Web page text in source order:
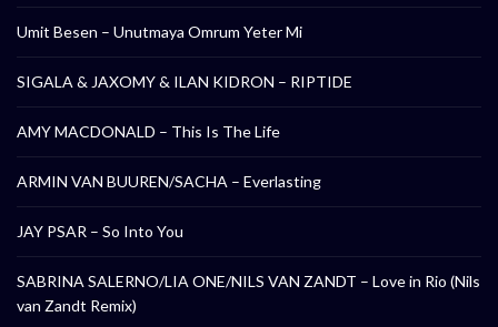
Umit Besen – Unutmaya Omrum Yeter Mi
SIGALA & JAXOMY & ILAN KIDRON – RIPTIDE
AMY MACDONALD – This Is The Life
ARMIN VAN BUUREN/SACHA – Everlasting
JAY PSAR – So Into You
SABRINA SALERNO/LIA ONE/NILS VAN ZANDT – Love in Rio (Nils
van Zandt Remix)